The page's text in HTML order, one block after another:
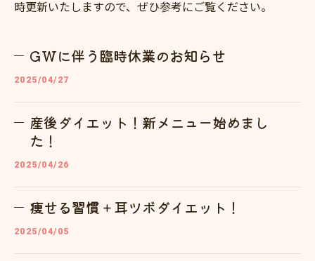
時更新いたしますので、ぜひ参考にご覧ください。
GWに伴う臨時休業のお知らせ
2025/04/27
産後ダイエット！新メニュー始めまし
た！
2025/04/26
痩せる習慣＋耳ツボダイエット！
2025/04/05